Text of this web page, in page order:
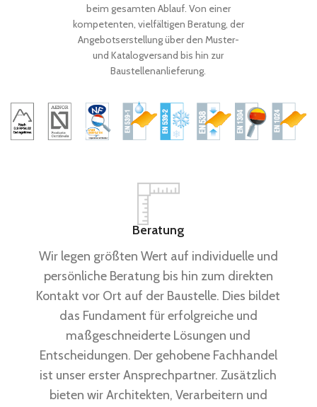
beim gesamten Ablauf. Von einer
kompetenten, vielfältigen Beratung, der
Angebotserstellung über den Muster-
und Katalogversand bis hin zur
Baustellenanlieferung.
Beratung
Wir legen größten Wert auf individuelle und
persönliche Beratung bis hin zum direkten
Kontakt vor Ort auf der Baustelle. Dies bildet
das Fundament für erfolgreiche und
maßgeschneiderte Lösungen und
Entscheidungen. Der gehobene Fachhandel
ist unser erster Ansprechpartner. Zusätzlich
bieten wir Architekten, Verarbeitern und